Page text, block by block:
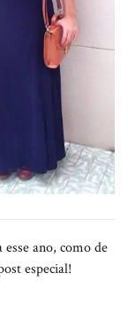
ano, como de
especial!